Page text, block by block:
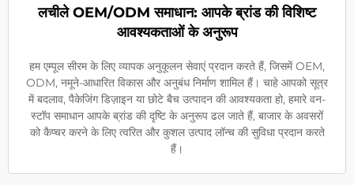
लचीले OEM/ODM समाधान: आपके ब्रांड की विशिष्ट
आवश्यकताओं के अनुरूप
हम एम्पूल सीरम के लिए व्यापक अनुकूलन सेवाएं प्रदान करते हैं, जिसमें OEM,
ODM, नमूने-आधारित विकास और अनुबंध निर्माण शामिल हैं। चाहे आपको सूत्र
में बदलाव, पैकेजिंग डिज़ाइन या छोटे बैच उत्पादन की आवश्यकता हो, हमारे वन-
स्टॉप समाधान आपके ब्रांड की दृष्टि के अनुरूप ढल जाते हैं, बाजार के अवसरों
को कैप्चर करने के लिए त्वरित और कुशल उत्पाद लॉन्च की सुविधा प्रदान करते
हैं।